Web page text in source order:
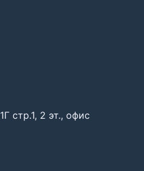
стр.1, 2 эт., офис